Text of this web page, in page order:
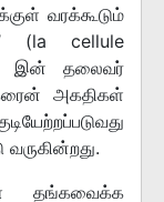
வரக்கூடும்
(la cellule
இன் தலைவர்
அகதிகள்
வருகின்றது.
தங்கவைக்க